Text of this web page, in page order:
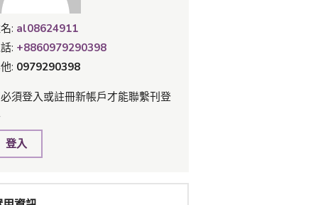
: al08624911
: +8860979290398
: 0979290398
須登入或註冊新帳戶才能聯繫刊登
登入